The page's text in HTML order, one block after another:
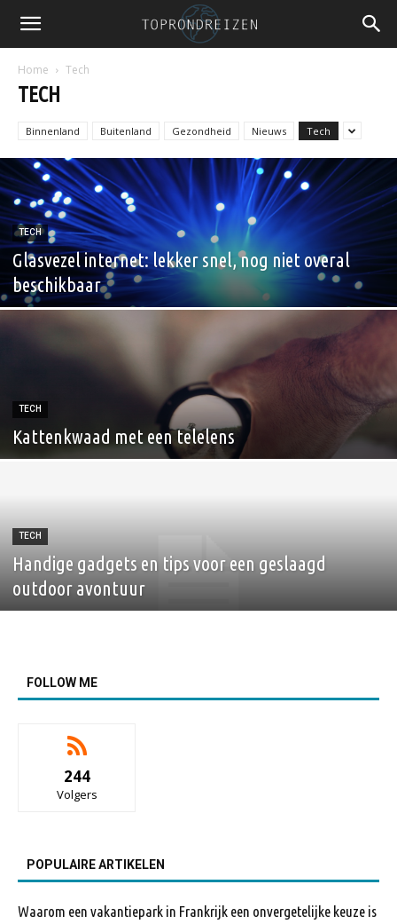
Home Tech
TECH
Binnenland Buitenland Gezondheid Nieuws Tech
TECH
Glasvezel internet: lekker snel, nog niet overal
beschikbaar
TECH
Kattenkwaad met een telelens
TECH
Handige gadgets en tips voor een geslaagd
outdoor avontuur
FOLLOW ME
244
Volgers
POPULAIRE ARTIKELEN
Waarom een vakantiepark in Frankrijk een onvergetelijke keuze is